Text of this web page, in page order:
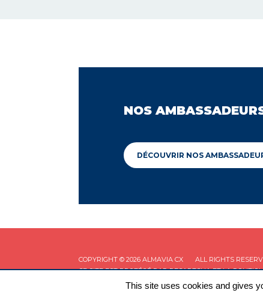
NOS
DÉCOUVRIR NOS
COPYRIGHT © 2026 ALMAVIA CX ALL RIGHTS
CE SITE EST PROTÉGÉ PAR RECAPTCHA ET LA
This site uses cookies and gives